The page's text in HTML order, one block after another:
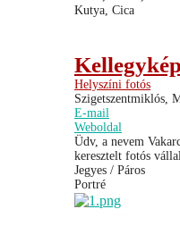
Kutya, Cica
Kellegykép
Helyszíni fotós
Szigetszentmiklós,
E-mail
Weboldal
Üdv, a nevem
keresztelt fotós
Jegyes / Páros
Portré